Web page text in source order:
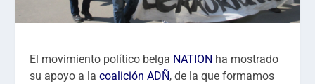
El movimiento político belga NATION ha mostrado
su apoyo a lacoalición ADÑ, de la que formamos